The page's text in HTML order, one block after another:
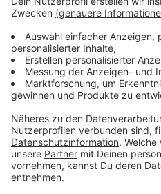
insgesamt über 40 Jahre im
gesprochen.
Anzeige
Anzeige